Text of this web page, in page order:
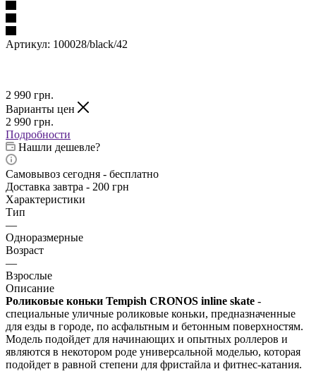
Артикул: 100028/black/42
2 990 грн.
Варианты цен
2 990 грн.
Подробности
Нашли дешевле?
Самовывоз сегодня - бесплатно
Доставка завтра - 200 грн
Характеристики
Тип
—
Одноразмерные
Возраст
—
Взрослые
Описание
Роликовые коньки Tempish CRONOS inline skate -
специальные уличные роликовые коньки, предназначенные
для езды в городе, по асфальтным и бетонным поверхностям.
Модель подойдет для начинающих и опытных роллеров и
являются в некотором роде универсальной моделью, которая
подойдет в равной степени для фристайла и фитнес-катания.